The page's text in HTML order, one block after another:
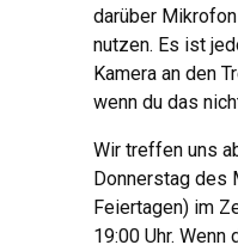
darüber
nutzen. Es ist
Kamera an den
wenn du das
Wir treffen uns
Donnerstag des
Feiertagen) im
19:00 Uhr.